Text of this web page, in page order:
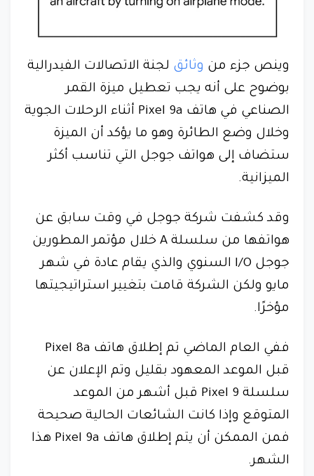
وينص جزء من وثائق لجنة الاتصالات الفيدرالية
بوضوح على أنه يجب تعطيل ميزة القمر
الصناعي في هاتف Pixel 9a أثناء الرحلات الجوية
وخلال وضع الطائرة وهو ما يؤكد أن الميزة
ستضاف إلى هواتف جوجل التي تناسب أكثر
الميزانية.
وقد كشفت شركة جوجل في وقت سابق عن
هواتفها من سلسلة A خلال مؤتمر المطورين
جوجل I/O السنوي والذي يقام عادة في شهر
مايو ولكن الشركة قامت بتغيير استراتيجيتها
مؤخرًا.
ففي العام الماضي تم إطلاق هاتف Pixel 8a
قبل الموعد المعهود بقليل وتم الإعلان عن
سلسلة Pixel 9 قبل أشهر من الموعد
المتوقع وإذا كانت الشائعات الحالية صحيحة
فمن الممكن أن يتم إطلاق هاتف Pixel 9a هذا
الشهر.